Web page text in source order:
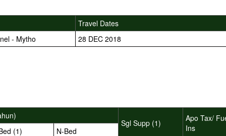
Travel Dates
- Mytho
28 DEC 2018
Sgl Supp (1)
Apo Tax/
Ins
(1) N-Bed